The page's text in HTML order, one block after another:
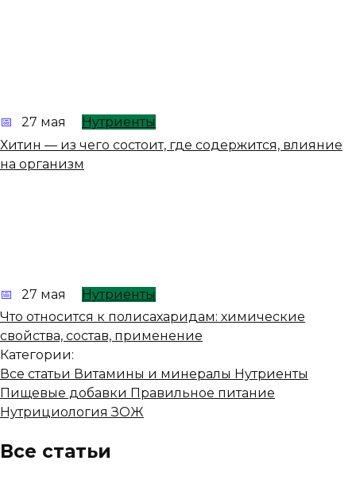
27 мая
Нутриенты
Хитин — из чего состоит, где содержится, влияние
на организм
27 мая
Нутриенты
Что относится к полисахаридам: химические
свойства, состав, применение
Категории:
Все статьи Витамины и минералы Нутриенты
Пищевые добавки Правильное питание
НутрициологияЗОЖ
Все статьи